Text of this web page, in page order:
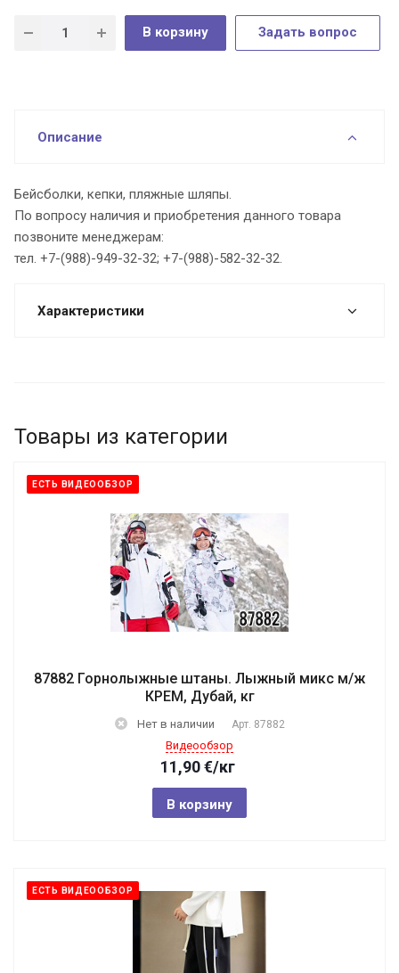
В корзину Задать вопрос
Описание
Бейсболки, кепки, пляжные шляпы.
По вопросу наличия и приобретения данного товара
позвоните менеджерам:
тел. +7-(988)-949-32-32; +7-(988)-582-32-32.
Характеристики
Товары из категории
ЕСТЬ ВИДЕООБЗОР
87882 Горнолыжные штаны. Лыжный микс м/ж
КРЕМ, Дубай, кг
Нет в наличии Арт. 87882
Видеообзор
11,90€/кг
В корзину
ЕСТЬ ВИДЕООБЗОР